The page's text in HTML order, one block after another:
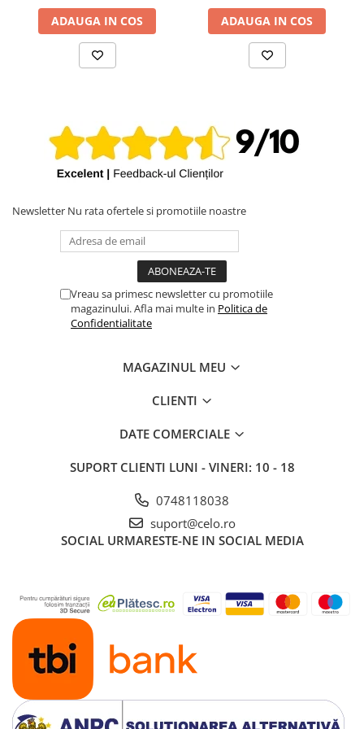
ADAUGA IN COS ADAUGA IN COS
Newsletter Nu rata ofertele si promotiile noastre
Vreau sa primesc newsletter cu promotiile
magazinului. Afla mai multe in Politica de
Confidentialitate
MAGAZINUL MEU
CLIENTI
DATE COMERCIALE
SUPORT CLIENTI LUNI - VINERI: 10 - 18
0748118038
suport@celo.ro
SOCIAL URMARESTE-NE IN SOCIAL MEDIA